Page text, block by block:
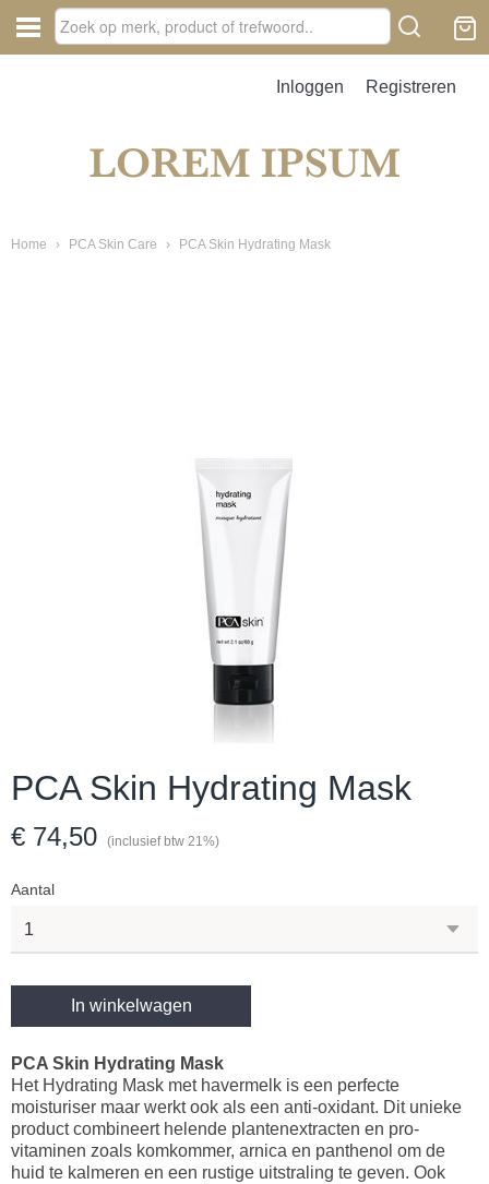
Inloggen Registreren
Home › PCA Skin Care › PCA Skin Hydrating Mask
PCA Skin Hydrating Mask
€ 74,50 (inclusief btw 21%)
Aantal
In winkelwagen
PCA Skin Hydrating Mask
Het Hydrating Mask met havermelk is een perfecte
moisturiser maar werkt ook als een anti-oxidant. Dit unieke
product combineert helende plantenextracten en pro-
vitaminen zoals komkommer, arnica en panthenol om de
huid te kalmeren en een rustige uitstraling te geven. Ook